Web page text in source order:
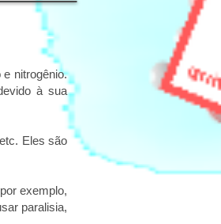
nitrogênio.
à sua
Eles são
exemplo,
paralisia,